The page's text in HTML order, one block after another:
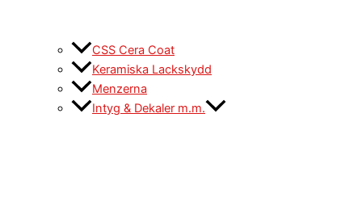
CSS Cera Coat
Keramiska Lackskydd
Menzerna
Intyg & Dekaler m.m.